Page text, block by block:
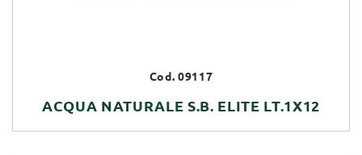
Cod. 09117
ACQUA NATURALE S.B. ELITE LT.1X12